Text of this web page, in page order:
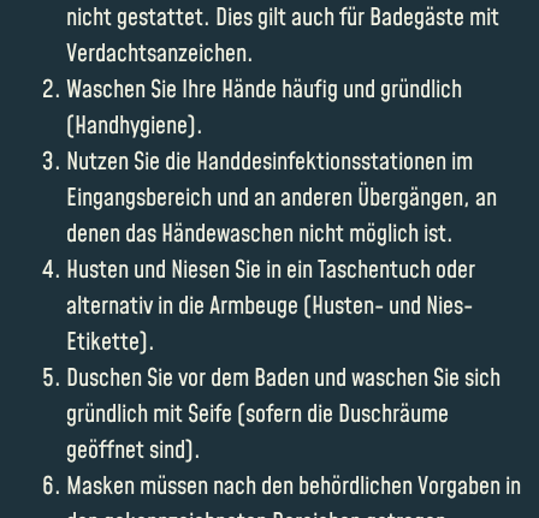
nicht gestattet. Dies gilt auch für Badegäste mit
Verdachtsanzeichen.
Waschen Sie Ihre Hände häufig und gründlich
(Handhygiene).
Nutzen Sie die Handdesinfektionsstationen im
Eingangsbereich und an anderen Übergängen, an
denen das Händewaschen nicht möglich ist.
Husten und Niesen Sie in ein Taschentuch oder
alternativ in die Armbeuge (Husten- und Nies-
Etikette).
Duschen Sie vor dem Baden und waschen Sie sich
gründlich mit Seife (sofern die Duschräume
geöffnet sind).
Masken müssen nach den behördlichen Vorgaben in